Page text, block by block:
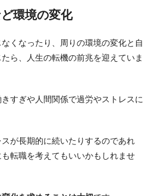
環境の変化
くなったり、周りの環境の変化と自
ら、人生の転機の前兆を迎えていま
すぎや人間関係で過労やストレスに
が長期的に続いたりするのであれ
転職を考えてもいいかもしれませ